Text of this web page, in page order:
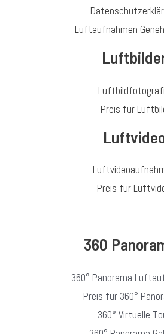
Luftaufnahmen
Preis für
Preis für
360
360° Panorama
Preis für 360°
360° Virtuelle